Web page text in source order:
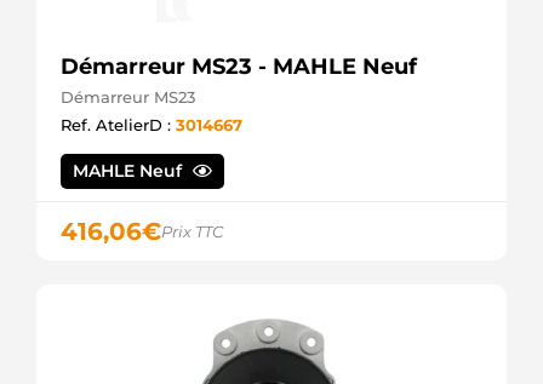
Démarreur MS23 - MAHLE Neuf
Démarreur MS23
Ref. AtelierD : 3014667
MAHLE Neuf
416,06€Prix TTC